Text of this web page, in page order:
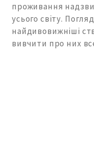
проживання
усього світу.
найдивовижніші
вивчити про них